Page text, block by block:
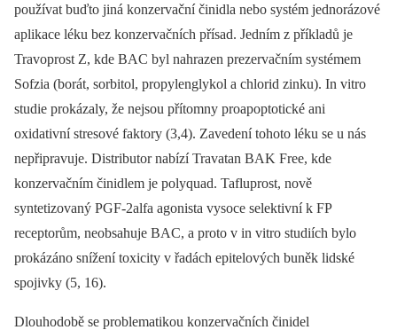
používat buďto jiná konzervační činidla nebo systém jednorázové
aplikace léku bez konzervačních přísad. Jedním z příkladů je
Travoprost Z, kde BAC byl nahrazen prezervačním systémem
Sofzia (borát, sorbitol, propylenglykol a chlorid zinku). In vitro
studie prokázaly, že nejsou přítomny proapoptotické ani
oxidativní stresové faktory (3,4). Zavedení tohoto léku se u nás
nepřipravuje. Distributor nabízí Travatan BAK Free, kde
konzervačním činidlem je polyquad. Tafluprost, nově
syntetizovaný PGF-2alfa agonista vysoce selektivní k FP
receptorům, neobsahuje BAC, a proto v in vitro studiích bylo
prokázáno snížení toxicity v řadách epitelových buněk lidské
spojivky (5, 16).
Dlouhodobě se problematikou konzervačních činidel